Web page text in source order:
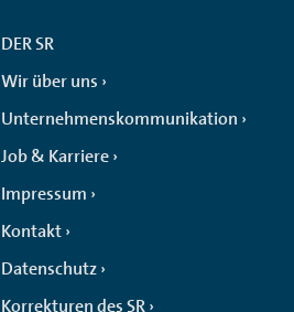
DER SR
Wir über uns
Unternehmenskommunikation
Job & Karriere
Impressum
Kontakt
Datenschutz
Korrekturen des SR